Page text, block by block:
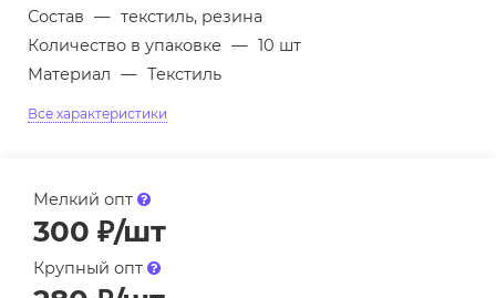
Состав — текстиль, резина
Количество в упаковке — 10 шт
Материал — Текстиль
Все характеристики
Мелкий опт
300 ₽/шт
Крупный опт